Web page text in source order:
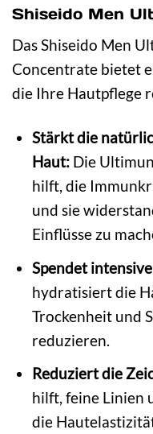
Shiseido Men
Das Shiseido Men
Concentrate bietet
die Ihre Hautpflege
Stärkt die
Haut:Die
hilft, die
und sie
Einflüsse zu
Spendet
hydratisiert die
Trockenheit und
reduzieren.
Reduziert die
hilft, feine Linien
die